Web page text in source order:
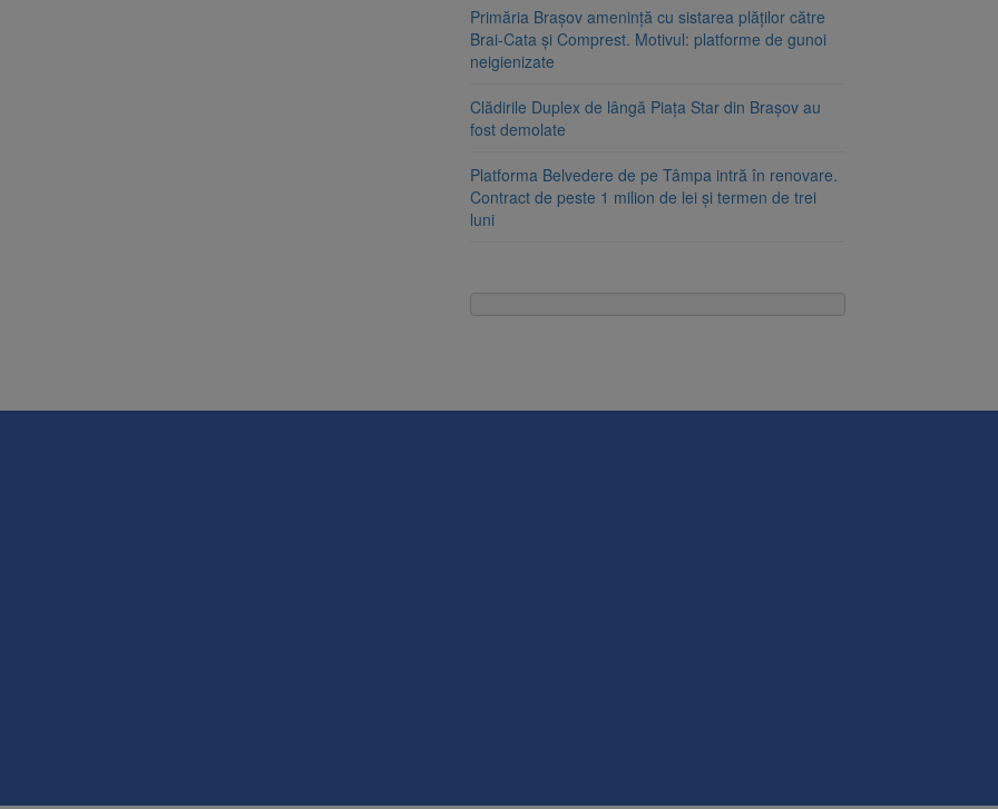
Primăria Brașov amenință cu sistarea plăților către
Brai-Cata și Comprest. Motivul: platforme de gunoi
neigienizate
Clădirile Duplex de lângă Piața Star din Brașov au
fost demolate
Platforma Belvedere de pe Tâmpa intră în renovare.
Contract de peste 1 milion de lei și termen de trei
luni